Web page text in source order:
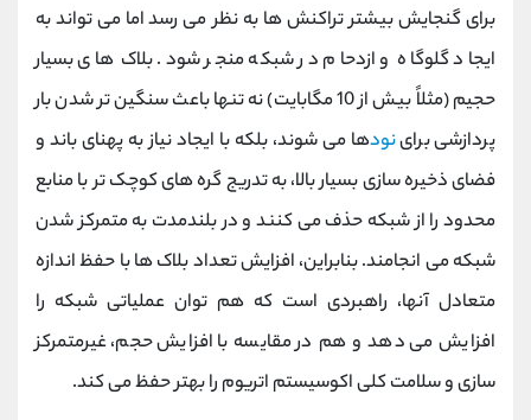
برای گنجایش بیشتر تراکنش ‌ها به نظر می ‌رسد اما می‌ تواند به
ایجاد گلوگاه و ازدحام در شبکه منجر شود. بلاک‌ های بسیار
حجیم (مثلاً بیش از 10 مگابایت) نه تنها باعث سنگین ‌تر شدن بار
پردازشی براینودها می ‌شوند، بلکه با ایجاد نیاز به پهنای باند و
فضای ذخیره ‌سازی بسیار بالا، به تدریج گره‌ های کوچک ‌تر با منابع
محدود را از شبکه حذف می‌ کنند و در بلندمدت به متمرکز شدن
شبکه می ‌انجامند. بنابراین، افزایش تعداد بلاک ‌ها با حفظ اندازه‌
متعادل آنها، راهبردی است که هم توان عملیاتی شبکه را
افزایش می ‌دهد و هم در مقایسه با افزایش حجم، غیرمتمرکز
سازی و سلامت کلی اکوسیستم اتریوم را بهتر حفظ می ‌کند.